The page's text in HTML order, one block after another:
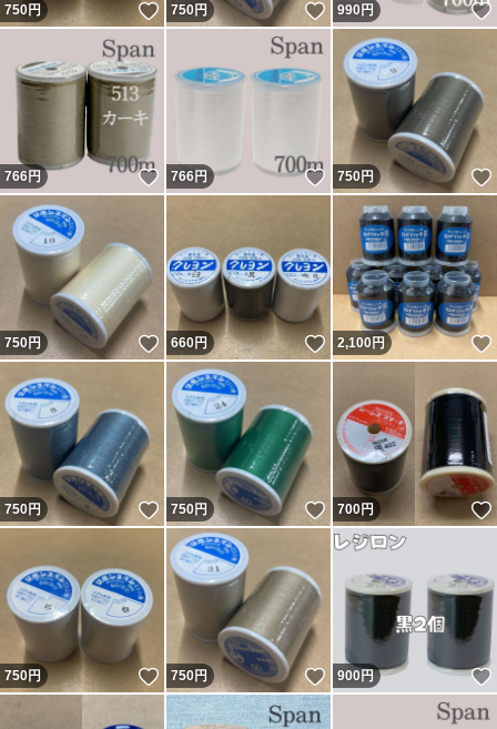
750円 いいね！
750円 いいね！
990円
766円 いいね！
766円 いいね！
750円
750円 いいね！
660円 いいね！
2,100円
750円 いいね！
750円 いいね！
700円
750円 いいね！
750円 いいね！
900円